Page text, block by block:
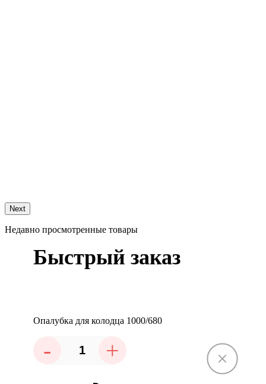
Next
Недавно просмотренные товары
Быстрый заказ
Опалубка для колодца 1000/680
- +